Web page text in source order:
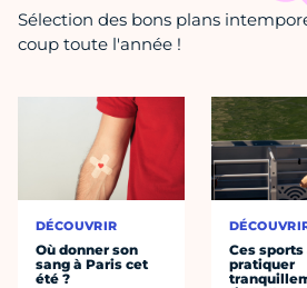
Sélection des bons plans
coup toute l'année !
DÉCOUVRIR
Où donner son
sang à Paris cet
été ?
Ces sports
pratiquer